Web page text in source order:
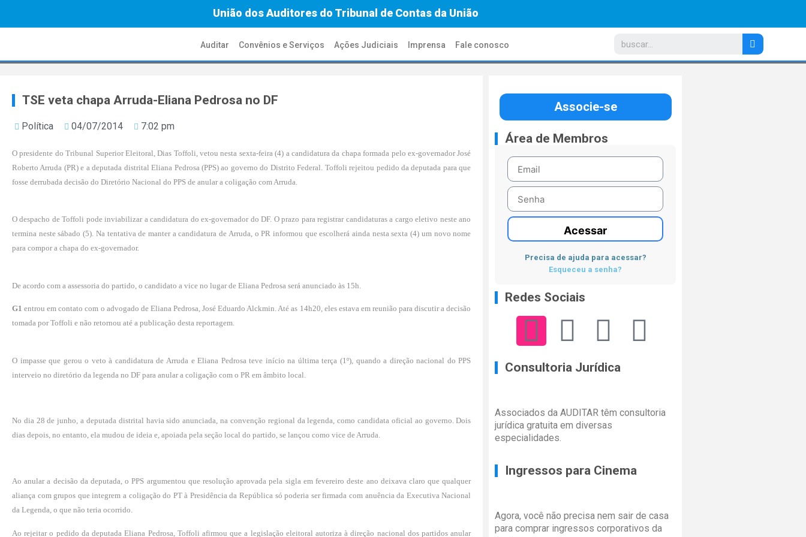
União dos Auditores do Tribunal de Contas da União
Auditar Convênios e Serviços Ações Judiciais Imprensa Fale conosco
TSE veta chapa Arruda-Eliana Pedrosa no DF
Política 04/07/2014 7:02 pm
O presidente do Tribunal Superior Eleitoral, Dias Toffoli, vetou nesta sexta-feira (4) a candidatura da chapa formada pelo ex-governador José
Roberto Arruda (PR) e a deputada distrital Eliana Pedrosa (PPS) ao governo do Distrito Federal. Toffoli rejeitou pedido da deputada para que
fosse derrubada decisão do Diretório Nacional do PPS de anular a coligação com Arruda.
O despacho de Toffoli pode inviabilizar a candidatura do ex-governador do DF. O prazo para registrar candidaturas a cargo eletivo neste ano
termina neste sábado (5). Na tentativa de manter a candidatura de Arruda, o PR informou que escolherá ainda nesta sexta (4) um novo nome
para compor a chapa do ex-governador.
De acordo com a assessoria do partido, o candidato a vice no lugar de Eliana Pedrosa será anunciado às 15h.
G1entrou em contato com o advogado de Eliana Pedrosa, José Eduardo Alckmin. Até as 14h20, eles estava em reunião para discutir a decisão
tomada por Toffoli e não retornou até a publicação desta reportagem.
O impasse que gerou o veto à candidatura de Arruda e Eliana Pedrosa teve início na última terça (1º), quando a direção nacional do PPS
interveio no diretório da legenda no DF para anular a coligação com o PR em âmbito local.
No dia 28 de junho, a deputada distrital havia sido anunciada, na convenção regional da legenda, comocandidata oficial ao governo. Dois
dias depois, no entanto, ela mudou de ideia e, apoiada pela seção local do partido, se lançou como vice de Arruda.
Aoanular a decisão da deputada, o PPS argumentou que resolução aprovada pela sigla em fevereiro deste ano deixava claro que qualquer
aliança com grupos que integrem a coligação do PT à Presidência da República só poderia ser firmada com anuência da Executiva Nacional
da Legenda, o que não teria ocorrido.
Ao rejeitar o pedido da deputada Eliana Pedrosa, Toffoli afirmou que a legislação eleitoral autoriza à direção nacional dos partidos anular
Associe-se
Área de Membros
Acessar
Precisa de ajuda para acessar?
Esqueceu a senha?
Redes Sociais
Consultoria Jurídica
Associados da AUDITAR têm consultoria
jurídica gratuita em diversas
especialidades.
Ingressos para Cinema
Agora, você não precisa nem sair de casa
para comprar ingressos corporativos da